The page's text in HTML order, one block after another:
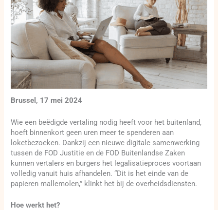
Brussel, 17 mei 2024
Wie een beëdigde vertaling nodig heeft voor het buitenland,
hoeft binnenkort geen uren meer te spenderen aan
loketbezoeken. Dankzij een nieuwe digitale samenwerking
tussen de FOD Justitie en de FOD Buitenlandse Zaken
kunnen vertalers en burgers het legalisatieproces voortaan
volledig vanuit huis afhandelen. “Dit is het einde van de
papieren mallemolen,” klinkt het bij de overheidsdiensten.
Hoe werkt het?